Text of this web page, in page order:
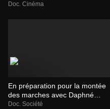
Doc. Cinéma
En préparation pour la montée
des marches avec Daphné
Bürki et Paul Duchemin
Doc. Société